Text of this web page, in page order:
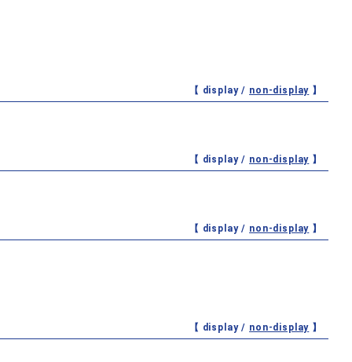
【 display / non-display 】
【 display / non-display 】
【 display / non-display 】
【 display / non-display 】